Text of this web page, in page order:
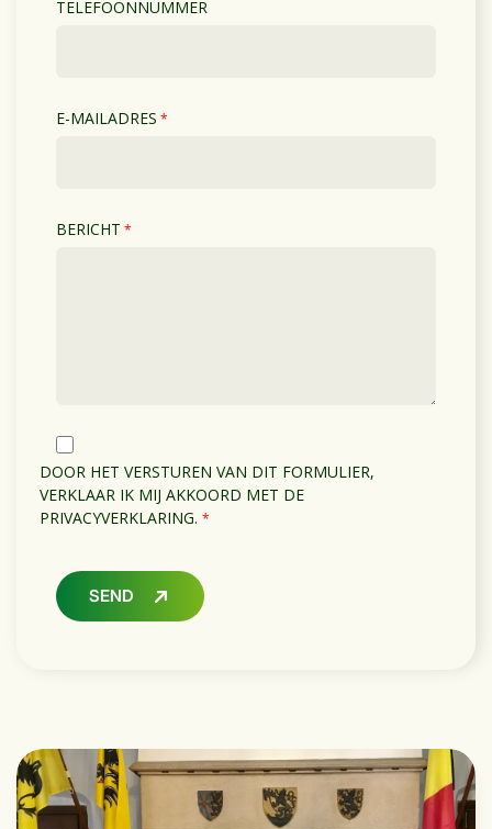
TELEFOONNUMMER
E-MAILADRES *
BERICHT *
DOOR HET VERSTUREN VAN DIT FORMULIER,
VERKLAAR IK MIJ AKKOORD MET DE
PRIVACYVERKLARING. *
SEND